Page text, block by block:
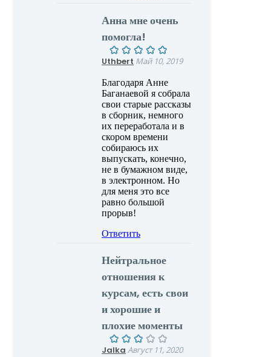
Анна мне очень
помогла!
Uthbert Май 10, 2019
Благодаря Анне
Баганаевой я собрала
свои старые рассказы
в сборник, немного
их переработала и в
скором времени
собираюсь их
выпускать, конечно,
не в бумажном виде,
в электронном. Но
для меня это все
равно большой
прорыв!
Ответить
Нейтральное
отношения к
курсам, есть свои
и хорошие и
плохие моменты
Jalka Август 11, 2020